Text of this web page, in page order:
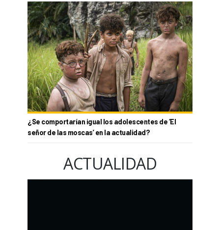
¿Se comportarían igual los adolescentes de ‘El
señor de las moscas’ en la actualidad?
ACTUALIDAD